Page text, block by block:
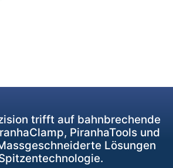
trifft auf bahnbrechende
PiranhaTools und
Lösungen